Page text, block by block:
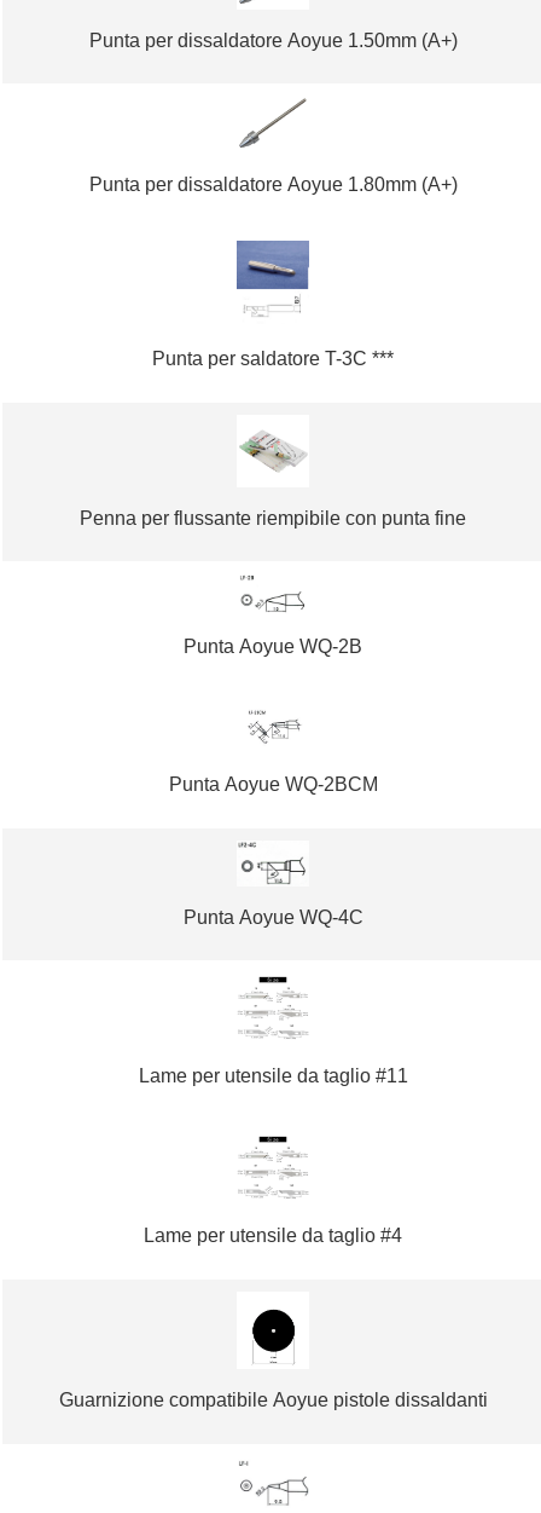
Punta per dissaldatore Aoyue 1.50mm (A+)
Punta per dissaldatore Aoyue 1.80mm (A+)
Punta per saldatore T-3C ***
Penna per flussante riempibile con punta fine
Punta Aoyue WQ-2B
Punta Aoyue WQ-2BCM
Punta Aoyue WQ-4C
Lame per utensile da taglio #11
Lame per utensile da taglio #4
Guarnizione compatibile Aoyue pistole dissaldanti